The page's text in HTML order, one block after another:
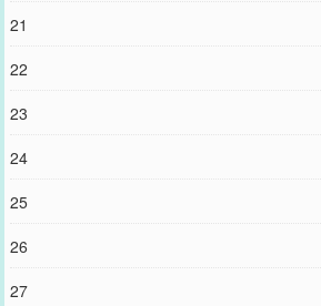
21
22
23
24
25
26
27